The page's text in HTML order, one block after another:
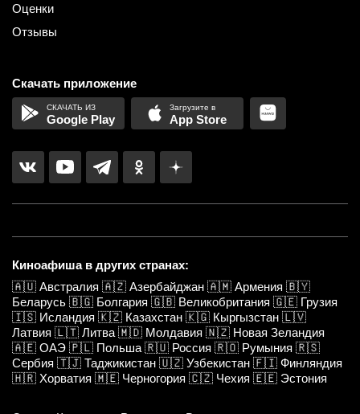
Оценки
Отзывы
Скачать приложение
Google Play App Store
Киноафиша в других странах:
🇦🇺 Австралия 🇦🇿 Азербайджан 🇦🇲 Армения 🇧🇾
Беларусь 🇧🇬 Болгария 🇬🇧 Великобритания 🇬🇪 Грузия
🇮🇸 Исландия 🇰🇿 Казахстан 🇰🇬 Кыргызстан 🇱🇻
Латвия 🇱🇹 Литва 🇲🇩 Молдавия 🇳🇿 Новая Зеландия
🇦🇪 ОАЭ 🇵🇱 Польша 🇷🇺 Россия 🇷🇴 Румыния 🇷🇸
Сербия 🇹🇯 Таджикистан 🇺🇿 Узбекистан 🇫🇮 Финляндия
🇭🇷 Хорватия 🇲🇪 Черногория 🇨🇿 Чехия 🇪🇪 Эстония